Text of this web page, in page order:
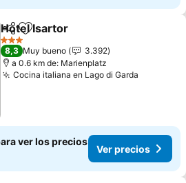
CompartirAñadir a favoritos
Hotel Isartor
3 Estrellas
8,3 Muy bueno
3.392
a 0.6 km de: Marienplatz
Cocina italiana en Lago di Garda
ver los precios
Ver precios